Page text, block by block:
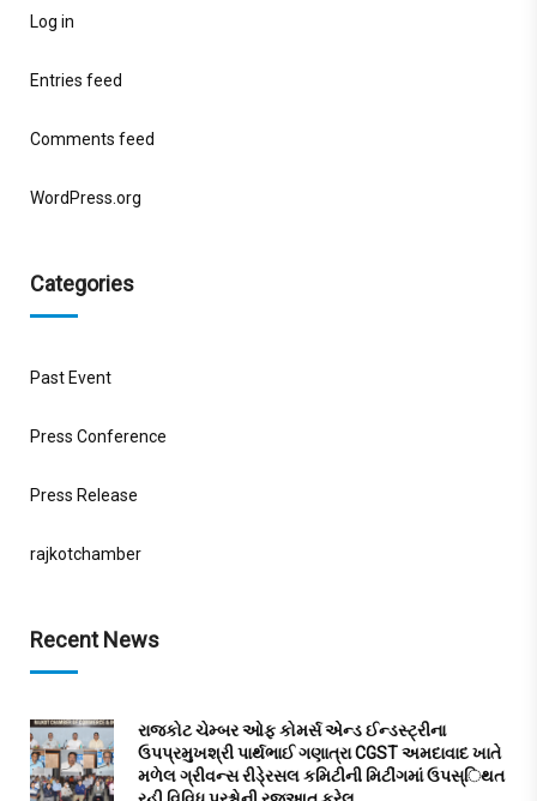
Log in
Entries feed
Comments feed
WordPress.org
Categories
Past Event
Press Conference
Press Release
rajkotchamber
Recent News
રાજકોટ ચેમ્બર ઓફ કોમર્સ એન્ડ ઈન્ડસ્ટ્રીના
ઉપપ્રમુખશ્રી પાર્થભાઈ ગણાત્રા CGST અમદાવાદ ખાતે
મળેલ ગ્રીવન્સ રીડે્રસલ કમિટીની મિટીંગમાં ઉપસ્િથત